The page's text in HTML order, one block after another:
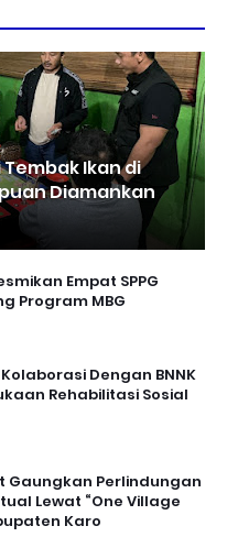
Ikan di
Diamankan
Empat SPPG
Program MBG
Dengan BNNK
Rehabilitasi Sosial
Gaungkan Perlindungan
Lewat “One Village
Karo